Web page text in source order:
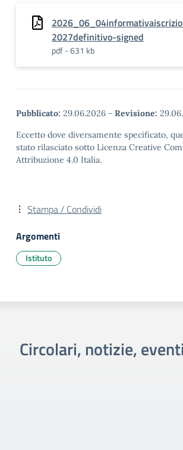
2027definitivo-signed
pdf - 631 kb
Pubblicato: 29.06.2026 - Revisione:
Eccetto dove diversamente specificato,
stato rilasciato sotto Licenza Creative
Attribuzione 4.0 Italia.
Stampa / Condividi
Argomenti
Istituto
Circolari, notizie,